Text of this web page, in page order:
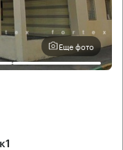
Еще фото